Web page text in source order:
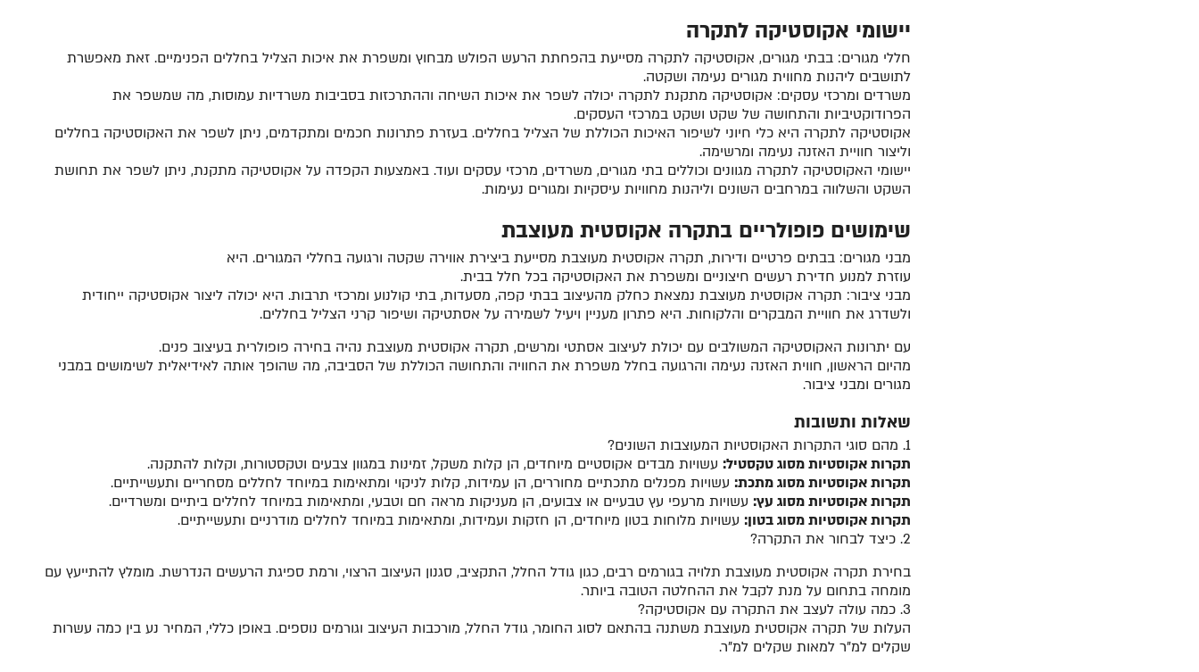
יישומי אקוסטיקה לתקרה
חללי מגורים: בבתי מגורים, אקוסטיקה לתקרה מסייעת בהפחתת הרעש הפולש מבחוץ ומשפרת את איכות הצליל בחללים הפנימיים. זאת מאפשרת
לתושבים ליהנות מחווית מגורים נעימה ושקטה.
משרדים ומרכזי עסקים: אקוסטיקה מתקנת לתקרה יכולה לשפר את איכות השיחה וההתרכזות בסביבות משרדיות עמוסות, מה שמשפר את
הפרודוקטיביות והתחושה של שקט ושקט במרכזי העסקים.
אקוסטיקה לתקרה היא כלי חיוני לשיפור האיכות הכוללת של הצליל בחללים. בעזרת פתרונות חכמים ומתקדמים, ניתן לשפר את האקוסטיקה בחללים
וליצור חוויית האזנה נעימה ומרשימה.
יישומי האקוסטיקה לתקרה מגוונים וכוללים בתי מגורים, משרדים, מרכזי עסקים ועוד. באמצעות הקפדה על אקוסטיקה מתקנת, ניתן לשפר את תחושת
השקט והשלווה במרחבים השונים וליהנות מחוויות עיסקיות ומגורים נעימות.
שימושים פופולריים בתקרה אקוסטית מעוצבת
מבני מגורים: בבתים פרטיים ודירות, תקרה אקוסטית מעוצבת מסייעת ביצירת אווירה שקטה ורגועה בחללי המגורים. היא
עוזרת למנוע חדירת רעשים חיצוניים ומשפרת את האקוסטיקה בכל חלל בבית.
מבני ציבור: תקרה אקוסטית מעוצבת נמצאת כחלק מהעיצוב בבתי קפה, מסעדות, בתי קולנוע ומרכזי תרבות. היא יכולה ליצור אקוסטיקה ייחודית
ולשדרג את חוויית המבקרים והלקוחות. היא פתרון מעניין ויעיל לשמירה על אסתטיקה ושיפור קרני הצליל בחללים.
עם יתרונות האקוסטיקה המשולבים עם יכולת לעיצוב אסתטי ומרשים, תקרה אקוסטית מעוצבת נהיה בחירה פופולרית בעיצוב פנים.
מהיום הראשון, חווית האזנה נעימה והרגועה בחלל משפרת את החוויה והתחושה הכוללת של הסביבה, מה שהופך אותה לאידיאלית לשימושים במבני
מגורים ומבני ציבור.
שאלות ותשובות
1. מהם סוגי התקרות האקוסטיות המעוצבות השונים?
תקרות אקוסטיות מסוג טקסטיל: עשויות מבדים אקוסטיים מיוחדים, הן קלות משקל, זמינות במגוון צבעים וטקסטורות, וקלות להתקנה.
תקרות אקוסטיות מסוג מתכת: עשויות מפנלים מתכתיים מחוררים, הן עמידות, קלות לניקוי ומתאימות במיוחד לחללים מסחריים ותעשייתיים.
תקרות אקוסטיות מסוג עץ: עשויות מרעפי עץ טבעיים או צבועים, הן מעניקות מראה חם וטבעי, ומתאימות במיוחד לחללים ביתיים ומשרדיים.
תקרות אקוסטיות מסוג בטון: עשויות מלוחות בטון מיוחדים, הן חזקות ועמידות, ומתאימות במיוחד לחללים מודרניים ותעשייתיים.
2. כיצד לבחור את התקרה?
בחירת תקרה אקוסטית מעוצבת תלויה בגורמים רבים, כגון גודל החלל, התקציב, סגנון העיצוב הרצוי, ורמת ספיגת הרעשים הנדרשת. מומלץ להתייעץ עם
מומחה בתחום על מנת לקבל את ההחלטה הטובה ביותר.
3. כמה עולה לעצב את התקרה עם אקוסטיקה?
העלות של תקרה אקוסטית מעוצבת משתנה בהתאם לסוג החומר, גודל החלל, מורכבות העיצוב וגורמים נוספים. באופן כללי, המחיר נע בין כמה עשרות
שקלים למ"ר למאות שקלים למ"ר.